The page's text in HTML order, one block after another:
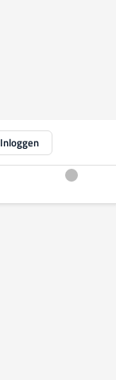
Inloggen